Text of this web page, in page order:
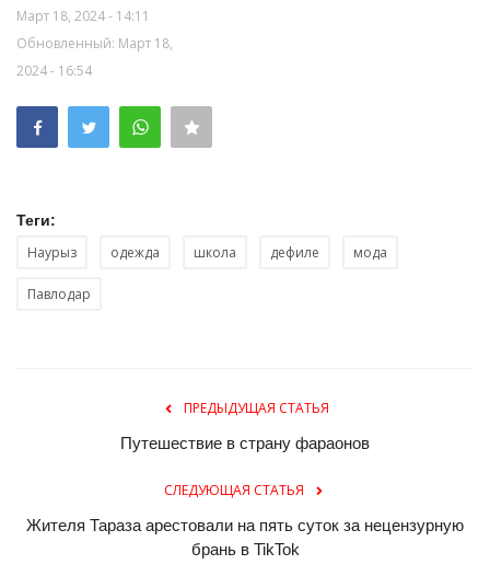
Март 18, 2024 - 14:11
Обновленный: Март 18,
2024 - 16:54
Теги:
Наурыз одежда школа дефиле мода
Павлодар
ПРЕДЫДУЩАЯ СТАТЬЯ
Путешествие в страну фараонов
СЛЕДУЮЩАЯ СТАТЬЯ
Жителя Тараза арестовали на пять суток за нецензурную
брань в TikTok